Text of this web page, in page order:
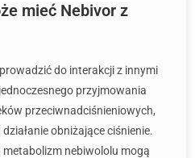
mieć Nebivor z
do interakcji z innymi
przyjmowania
przeciwnadciśnieniowych,
obniżające ciśnienie.
metabolizm nebiwololu mogą